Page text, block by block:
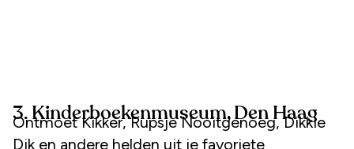
3. Kinderboekenmuseum, Den Haag
Ontmoet Kikker, Rupsje Nooitgenoeg, Dikkie
Dik en andere helden uit je favoriete